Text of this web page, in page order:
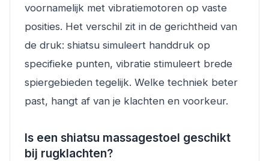
voornamelijk met vibratiemotoren op vaste
posities. Het verschil zit in de gerichtheid van
de druk: shiatsu simuleert handdruk op
specifieke punten, vibratie stimuleert brede
spiergebieden tegelijk. Welke techniek beter
past, hangt af van je klachten en voorkeur.
Is een shiatsu massagestoel geschikt
bij rugklachten?